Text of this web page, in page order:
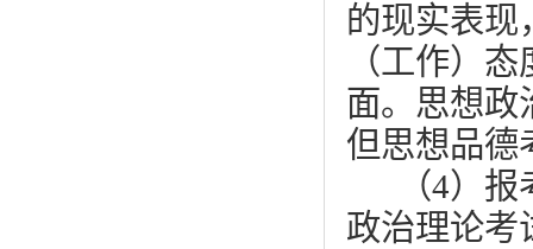
的现实表现
（工作）
面。思想政
但思想品德
（4）
政治理论考